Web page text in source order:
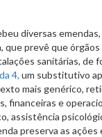
diversas
que prevê que
sanitárias, de
4, um substitutivo
mais genérico,
financeiras e
assistência
preserva as